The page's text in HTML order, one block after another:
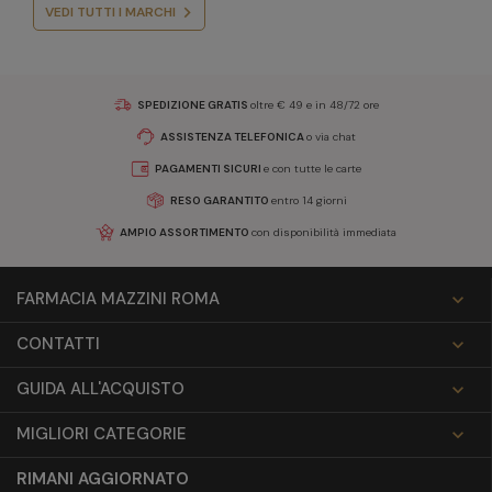
VEDI TUTTI I MARCHI
SPEDIZIONE GRATIS oltre € 49 e in 48/72 ore
ASSISTENZA TELEFONICAo via chat
PAGAMENTI SICURI e con tutte le carte
RESO GARANTITO entro 14 giorni
AMPIO ASSORTIMENTO con disponibilità immediata
FARMACIA MAZZINI ROMA

CONTATTI

GUIDA ALL'ACQUISTO

MIGLIORI CATEGORIE

RIMANI AGGIORNATO